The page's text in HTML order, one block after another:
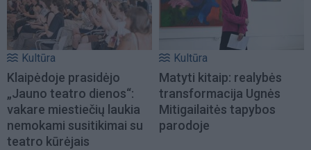
Kultūra
Klaipėdoje prasidėjo
„Jauno teatro dienos“:
vakare miestiečių laukia
nemokami susitikimai su
teatro kūrėjais
Kultūra
Matyti kitaip: realybės
transformacija Ugnės
Mitigailaitės tapybos
parodoje